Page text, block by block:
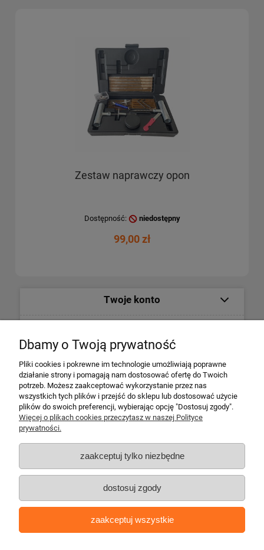
Zestaw naprawczy opon
Dostępność: niedostępny
99,00 zł
Twoje konto
Płatności i dostawa
Informacje o firmie
Escape 4x4
ul. Krakowska 197
34-124 Klecza Dolna
tel. 509 700 949
tel. 883 701 161
biuro@escape4x4.pl
Sklep stacjonarny czynny:
Pon-pt: 8.00-16.00
Dbamy o Twoją prywatność
Pliki cookies i pokrewne im technologie umożliwiają poprawne
działanie strony i pomagają nam dostosować ofertę do Twoich
potrzeb. Możesz zaakceptować wykorzystanie przez nas
wszystkich tych plików i przejść do sklepu lub dostosować użycie
plików do swoich preferencji, wybierając opcję "Dostosuj zgody".
Więcej o plikach cookies przeczytasz w naszej Polityce
prywatności.
zaakceptuj tylko niezbędne
dostosuj zgody
zaakceptuj wszystkie